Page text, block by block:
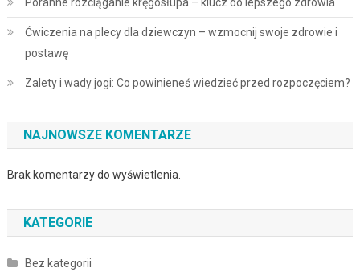
Ćwiczenia na plecy dla dziewczyn – wzmocnij swoje zdrowie i
postawę
Zalety i wady jogi: Co powinieneś wiedzieć przed rozpoczęciem?
NAJNOWSZE KOMENTARZE
Brak komentarzy do wyświetlenia.
KATEGORIE
Bez kategorii